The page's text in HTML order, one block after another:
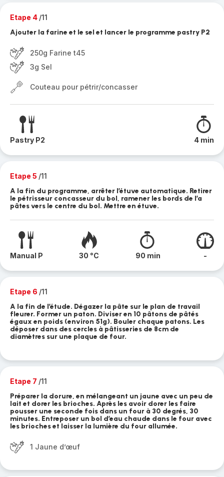
Etape 4 /11
Ajouter la farine et le sel et lancer le programme pastry P2
250g Farine t45
3g Sel
Couteau pour pétrir/concasser
Pastry P2 4 min
Etape 5 /11
A la fin du programme, arrêter l’étuve automatique. Retirer
le pétrisseur concasseur du bol, ramener les bords de l’a
pâtes vers le centre du bol. Mettre en étuve.
Manual P 30 °C 90 min -
Etape 6 /11
A la fin de l’étude. Dégazer la pâte sur le plan de travail
fleurer. Former un paton. Diviser en 10 pâtons de pâtés
égaux en poids (environ 51g). Bouler chaque patons. Les
déposer dans des cercles à pâtisseries de 8cm de
diamètres sur une plaque de four.
Etape 7 /11
Préparer la dorure, en mélangeant un jaune avec un peu de
lait et dorer les brioches. Après les avoir dorer les faire
pousser une seconde fois dans un four à 30 degrés, 30
minutes. Entreposer un bol d’eau chaude dans le four avec
les brioches et laisser la lumière du four allumée.
1 Jaune d’œuf